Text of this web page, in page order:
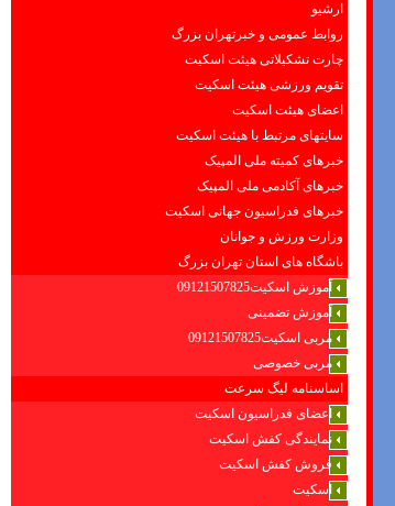
ارشیو
روابط عمومی و خبرتهران بزرگ
چارت تشکیلاتی هیئت اسکیت
تقویم ورزشی هیئت اسکیت
اعضای هیئت اسکیت
سایتهای مرتبط با هیئت اسکیت
خبرهای کمیته ملی المپیک
خبرهای آکادمی ملی المپیک
خبرهای فدراسیون جهانی اسکیت
وزارت ورزش و جوانان
باشگاه های استان تهران بزرگ
آموزش اسکیت09121507825
آموزش تضمینی
مربی اسکیت09121507825
مربی خصوصی
اساسنامه لیگ سرعت
اعضای فدراسیون اسکیت
نمایندگی کفش اسکیت
فروش کفش اسکیت
اسکیت